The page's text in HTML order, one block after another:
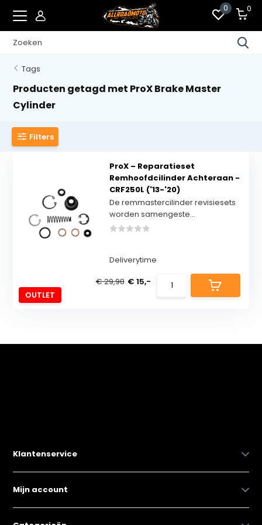
0 0
Tags
Producten getagd met ProX Brake Master
Cylinder
Filters
OUTLET
ProX – Reparatieset
Remhoofdcilinder Achteraan -
CRF250L ('13-'20)
De remmastercilinder revisiesets
worden samengeste...
Deliverytime
€ 29,98 € 15,-
Klantenservice
Mijn account